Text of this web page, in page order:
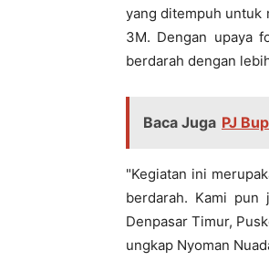
yang ditempuh untuk
3M. Dengan upaya
berdarah dengan
Baca Juga PJ
"Kegiatan ini
berdarah. Kami pun
Denpasar Timur,
ungkap Nyoman